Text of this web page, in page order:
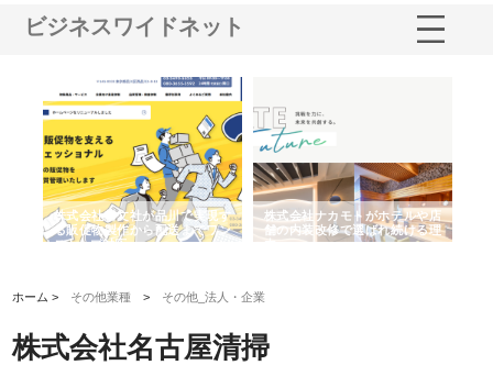
ビジネスワイドネット
株式会社耕文社が品川で実現す
る販促物製作から配送までワン
ストップ対応
株式会社ナカモトがホテルや店
舗の内装改修で選ばれ続ける理
由
ホーム > その他業種 > その他_法人・企業
株式会社名古屋清掃